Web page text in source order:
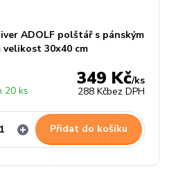
ADOLF polštář s pánským
velikost 30x40 cm
349 Kč/ks
288 Kčbez DPH
20 ks
Přidat do košíku